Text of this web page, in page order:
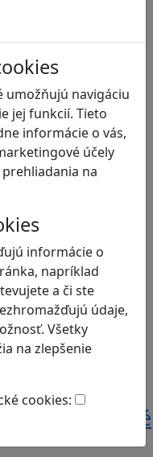
umožňujú navigáciu
jej funkcií. Tieto
informácie o vás,
účely
na
informácie o
napríklad
a či ste
údaje,
Všetky
na zlepšenie
cookies:
sa do
až po
ponúka…
vrecka, ktoré